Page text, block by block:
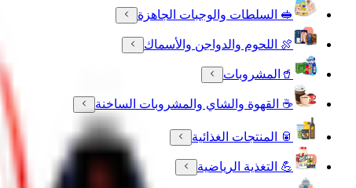
🥪 السلطات والوجبات الجاهزة
🍖 اللحوم والدواجن والأسماك
🥤المشروبات
☕ القهوة والشاي والمشروبات الساخنة
🥫 المنتجات الغذائية
💪 التغذية الرياضية